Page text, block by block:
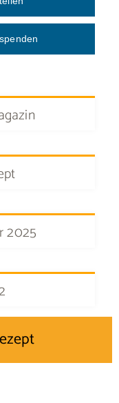
spenden
2025